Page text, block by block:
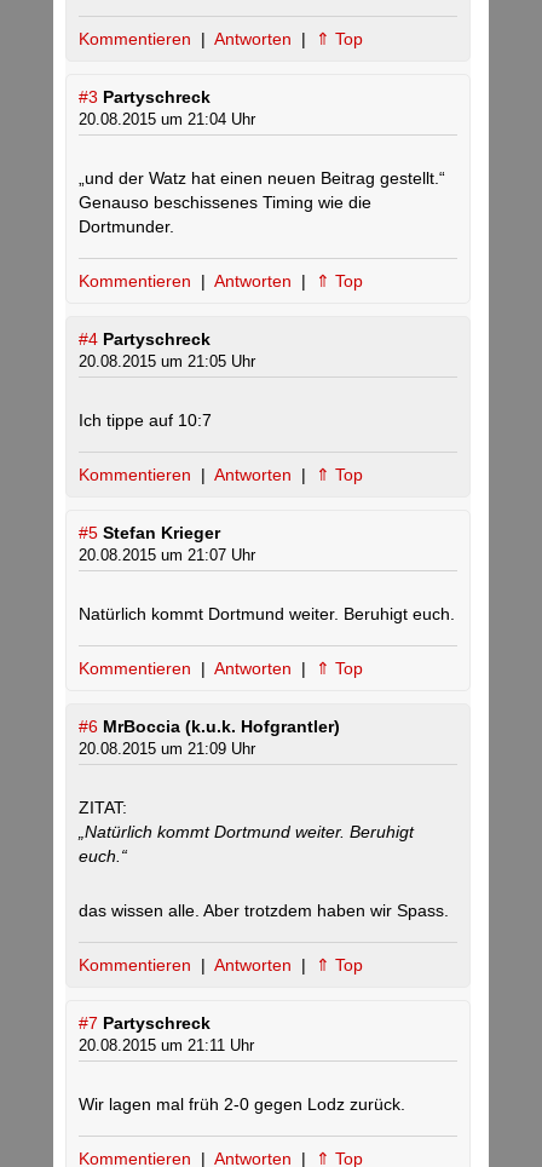
Kommentieren | Antworten | ⇑ Top
#3 Partyschreck
20.08.2015 um 21:04 Uhr
„und der Watz hat einen neuen Beitrag gestellt.“
Genauso beschissenes Timing wie die
Dortmunder.
Kommentieren | Antworten | ⇑ Top
#4 Partyschreck
20.08.2015 um 21:05 Uhr
Ich tippe auf 10:7
Kommentieren | Antworten | ⇑ Top
#5 Stefan Krieger
20.08.2015 um 21:07 Uhr
Natürlich kommt Dortmund weiter. Beruhigt euch.
Kommentieren | Antworten | ⇑ Top
#6 MrBoccia (k.u.k. Hofgrantler)
20.08.2015 um 21:09 Uhr
ZITAT:
„Natürlich kommt Dortmund weiter. Beruhigt
euch.“
das wissen alle. Aber trotzdem haben wir Spass.
Kommentieren | Antworten | ⇑ Top
#7 Partyschreck
20.08.2015 um 21:11 Uhr
Wir lagen mal früh 2-0 gegen Lodz zurück.
Kommentieren | Antworten | ⇑ Top